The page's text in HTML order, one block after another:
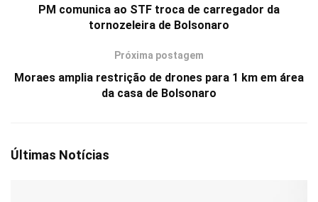
PM comunica ao STF troca de carregador da
tornozeleira de Bolsonaro
Próxima postagem
Moraes amplia restrição de drones para 1 km em área
da casa de Bolsonaro
Últimas Notícias